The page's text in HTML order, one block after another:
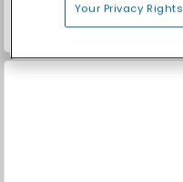
Your Privacy Rights